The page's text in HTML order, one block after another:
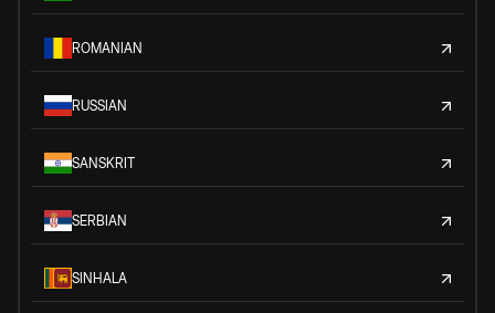
ROMANIAN
RUSSIAN
SANSKRIT
SERBIAN
SINHALA